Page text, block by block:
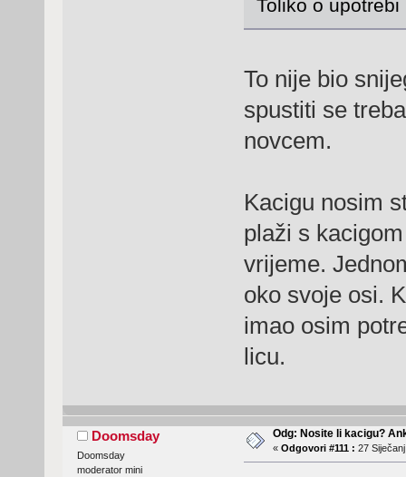
Toliko o
To nije bio
spustiti se
novcem.
Kacigu nosim
plaži s
vrijeme.
oko svoje osi.
imao osim
licu.
Doomsday
Doomsday
moderator mini
Odg: Nosite li kacigu?
« Odgovori #111 : 27